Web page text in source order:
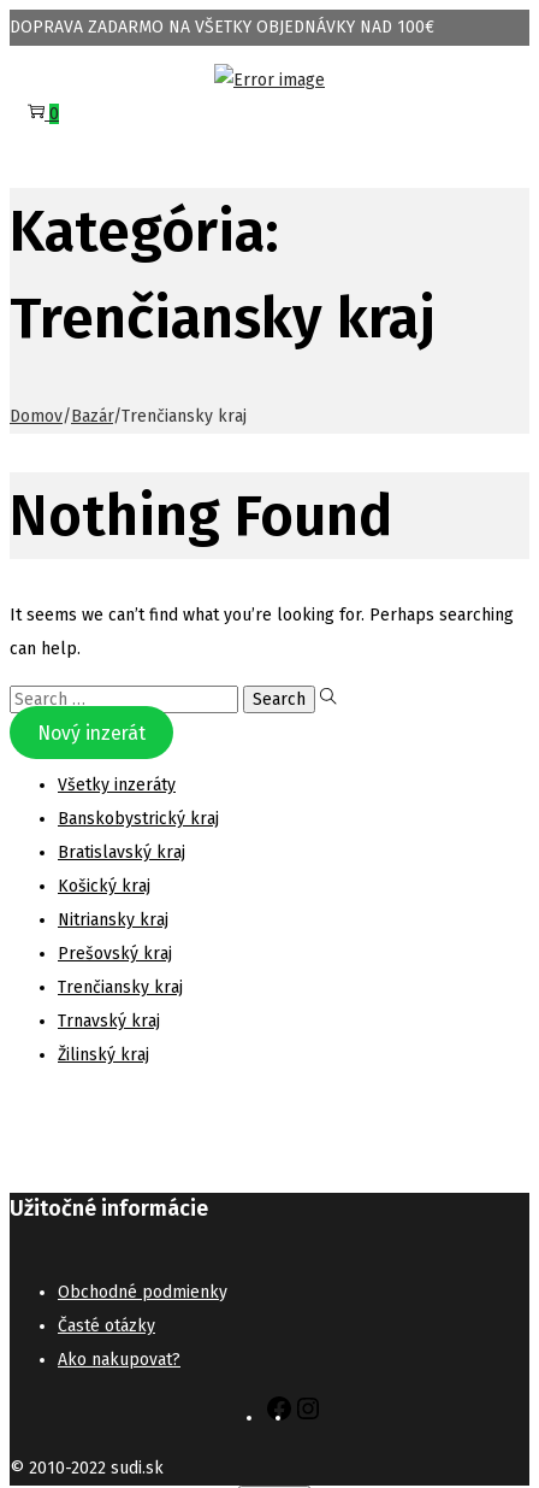
DOPRAVA ZADARMO NA VŠETKY OBJEDNÁVKY NAD 100€
to
to 0
Kategória:
Trenčiansky kraj
Domov/Bazár/Trenčiansky kraj
Nothing Found
It seems we can’t find what you’re looking for. Perhaps searching
can help.
Search
for:
Nový inzerát
Všetky inzeráty
Banskobystrický kraj
Bratislavský kraj
Košický kraj
Nitriansky kraj
Prešovský kraj
Trenčiansky kraj
Trnavský kraj
Žilinský kraj
Užitočné informácie
Obchodné podmienky
Časté otázky
Ako nakupovat?
Facebook
© 2010-2022 sudi.sk